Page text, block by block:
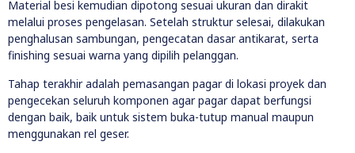
Material besi kemudian dipotong sesuai ukuran dan dirakit
melalui proses pengelasan. Setelah struktur selesai, dilakukan
penghalusan sambungan, pengecatan dasar antikarat, serta
finishing sesuai warna yang dipilih pelanggan.
Tahap terakhir adalah pemasangan pagar di lokasi proyek dan
pengecekan seluruh komponen agar pagar dapat berfungsi
dengan baik, baik untuk sistem buka-tutup manual maupun
menggunakan rel geser.